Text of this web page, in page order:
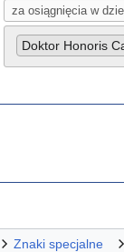
Doktor Honoris
Znaki specjalne